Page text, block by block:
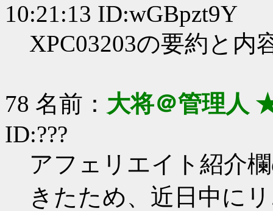
10:21:13 ID:wGBpzt9Y
XPC03203の要約と内
78 名前： 大将＠管理人
ID:???
アフェリエイト紹介
きたため、近日中に